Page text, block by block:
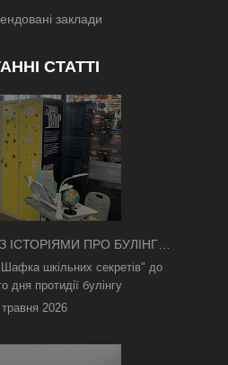
заклади
СТАТТІ
ІСТОРІЯМИ ПРО БУЛІНГ
В КИЄВІ
шкільних секретів" до
дня протидії булінгу
2026